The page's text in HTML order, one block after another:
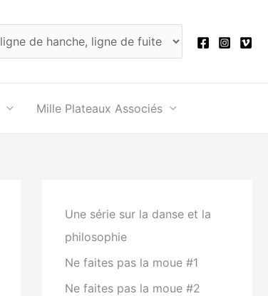
Mille Plateaux Associés
Une série sur la danse et la
philosophie
Ne faites pas la moue #1
Ne faites pas la moue #2